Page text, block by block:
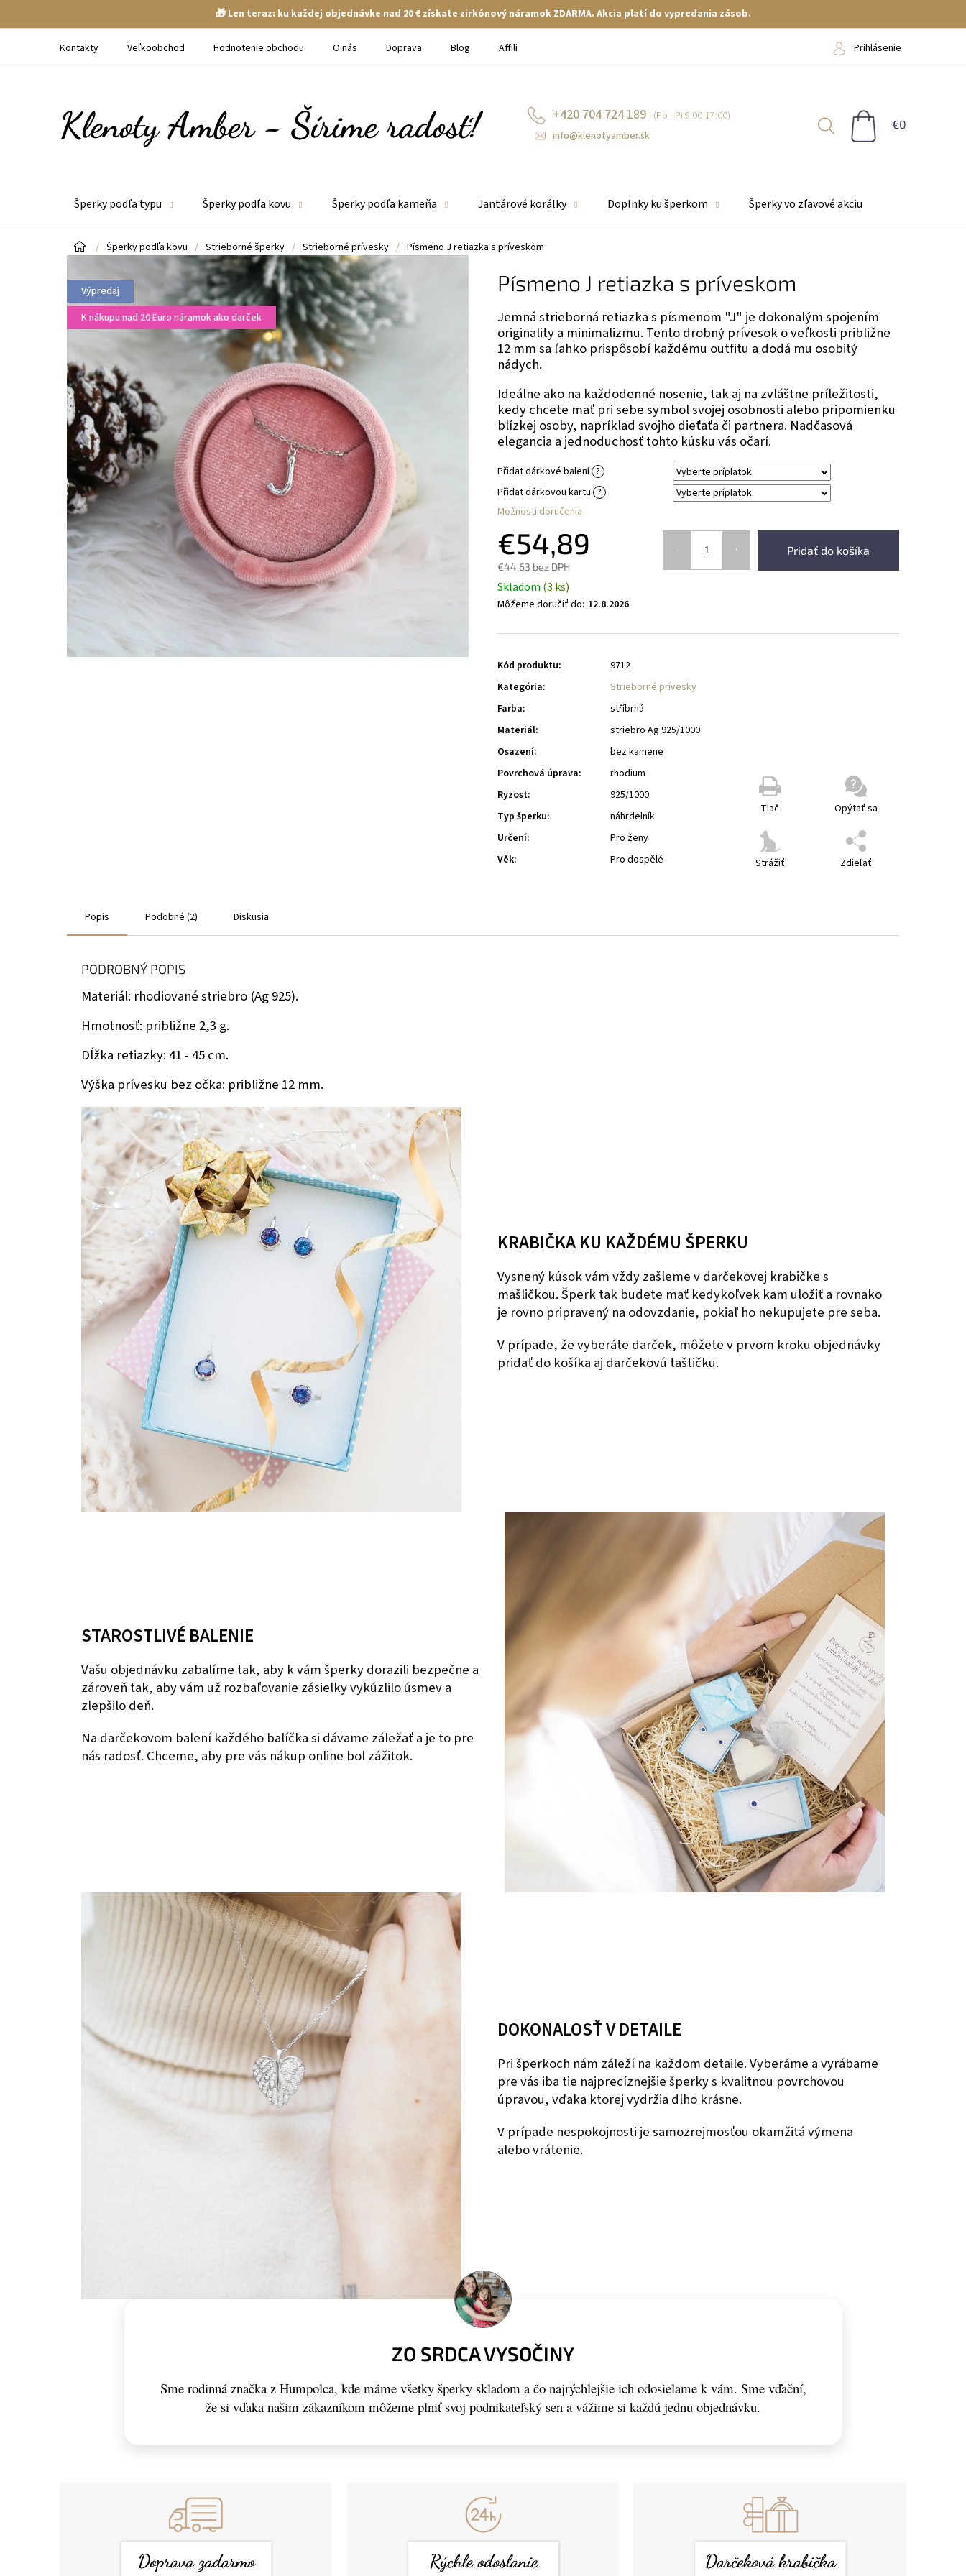
🎁 Len teraz: ku každej objednávke nad 20 € získate zirkónový náramok ZDARMA. Akcia platí do vypredania zásob.
Kontakty Veľkoobchod Hodnotenie obchodu O nás Doprava Blog Affiliate Prihlásenie
+420 704 724 189
info@klenotyamber.sk
NÁKUPNÝ
Šperky podľa typu Šperky podľa kovu Šperky podľa kameňa Jantárové korálky Doplnky ku šperkom Šperky vo zľavové akciu
Domov
/ Šperky podľa kovu / Strieborné šperky / Strieborné prívesky / Písmeno J retiazka s príveskom
Výpredaj
K nákupu nad 20 Euro náramok ako darček
Písmeno J retiazka s príveskom
€54,89
€44,63 bez DPH
Pridať do košíka
Skladom (3 ks)
Môžeme doručiť do: 12.8.2026
Přidat dárkové balení ?
Přidat dárkovou kartu ?
Možnosti doručenia
Jemná strieborná retiazka s písmenom "J" je dokonalým spojením
originality a minimalizmu. Tento drobný prívesok o veľkosti približne
12 mm sa ľahko prispôsobí každému outfitu a dodá mu osobitý
nádych.
Ideálne ako na každodenné nosenie, tak aj na zvláštne príležitosti,
kedy chcete mať pri sebe symbol svojej osobnosti alebo pripomienku
blízkej osoby, napríklad svojho dieťaťa či partnera. Nadčasová
elegancia a jednoduchosť tohto kúsku vás očarí.
Tlač Opýtať sa
Strážiť Zdieľať
Kód produktu:
9712
Kategória:
Strieborné prívesky
Farba:
stříbrná
Materiál:
striebro Ag 925/1000
Osazení:
bez kamene
Povrchová úprava:
rhodium
Ryzost:
925/1000
Typ šperku:
náhrdelník
Určení:
Pro ženy
Věk: Pro dospělé
Popis Podobné (2) Diskusia
PODROBNÝ POPIS
Materiál: rhodiované striebro (Ag 925).
Hmotnosť: približne 2,3 g.
Dĺžka retiazky: 41 - 45 cm.
Výška prívesku bez očka: približne 12 mm.
KRABIČKA KU KAŽDÉMU ŠPERKU
Vysnený kúsok vám vždy zašleme v darčekovej krabičke s
mašličkou. Šperk tak budete mať kedykoľvek kam uložiť a rovnako
je rovno pripravený na odovzdanie, pokiaľ ho nekupujete pre seba.
V prípade, že vyberáte darček, môžete v prvom kroku objednávky
pridať do košíka aj darčekovú taštičku.
STAROSTLIVÉ BALENIE
Vašu objednávku zabalíme tak, aby k vám šperky dorazili bezpečne a
zároveň tak, aby vám už rozbaľovanie zásielky vykúzlilo úsmev a
zlepšilo deň.
Na darčekovom balení každého balíčka si dávame záležať a je to pre
nás radosť. Chceme, aby pre vás nákup online bol zážitok.
DOKONALOSŤ V DETAILE
Pri šperkoch nám záleží na každom detaile. Vyberáme a vyrábame
pre vás iba tie najprecíznejšie šperky s kvalitnou povrchovou
úpravou, vďaka ktorej vydržia dlho krásne.
V prípade nespokojnosti je samozrejmosťou okamžitá výmena
alebo vrátenie.
ZO SRDCA VYSOČINY
Sme rodinná značka z Humpolca, kde máme všetky šperky skladom a čo najrýchlejšie ich odosielame k vám. Sme vďační,
že si vďaka našim zákazníkom môžeme plniť svoj podnikateľský sen a vážime si každú jednu objednávku.